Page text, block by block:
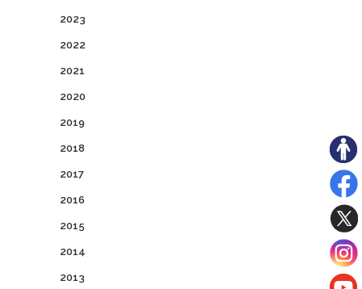
2023
2022
2021
2020
2019
2018
2017
2016
2015
2014
2013